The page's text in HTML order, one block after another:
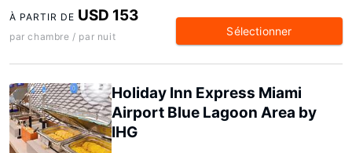
À PARTIR DE USD 153
par chambre / par nuit Sélectionner
Holiday Inn Express Miami
Airport Blue Lagoon Area by
IHG